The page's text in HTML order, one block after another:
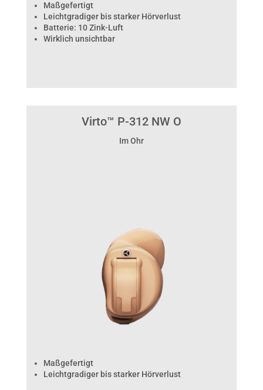
Maßgefertigt
Leichtgradiger bis starker Hörverlust
Batterie: 10 Zink-Luft
Wirklich unsichtbar
Virto™ P-312 NW O
Im Ohr
Maßgefertigt
Leichtgradiger bis starker Hörverlust